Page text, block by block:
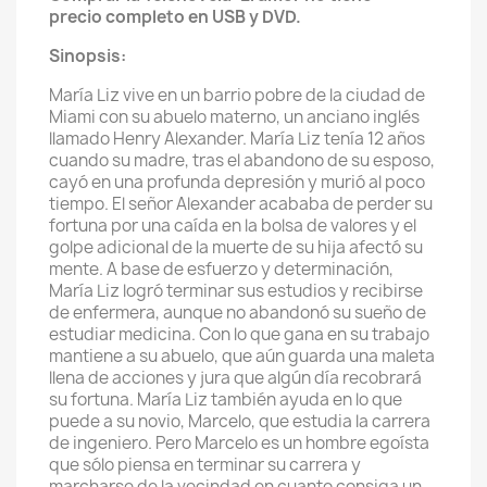
precio completo en USB y DVD.
Sinopsis:
María Liz vive en un barrio pobre de la ciudad de
Miami con su abuelo materno, un anciano inglés
llamado Henry Alexander. María Liz tenía 12 años
cuando su madre, tras el abandono de su esposo,
cayó en una profunda depresión y murió al poco
tiempo. El señor Alexander acababa de perder su
fortuna por una caída en la bolsa de valores y el
golpe adicional de la muerte de su hija afectó su
mente. A base de esfuerzo y determinación,
María Liz logró terminar sus estudios y recibirse
de enfermera, aunque no abandonó su sueño de
estudiar medicina. Con lo que gana en su trabajo
mantiene a su abuelo, que aún guarda una maleta
llena de acciones y jura que algún día recobrará
su fortuna. María Liz también ayuda en lo que
puede a su novio, Marcelo, que estudia la carrera
de ingeniero. Pero Marcelo es un hombre egoísta
que sólo piensa en terminar su carrera y